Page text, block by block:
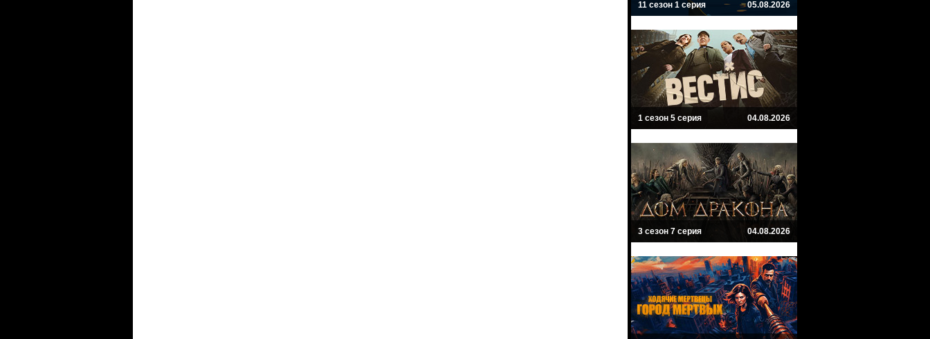
11 сезон 1 серия 05.08.2026
1 сезон 5 серия 04.08.2026
3 сезон 7 серия 04.08.2026